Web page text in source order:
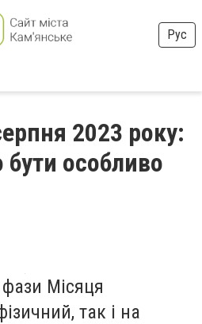
Рус
2023 року:
бути особливо
Місяця
так і на